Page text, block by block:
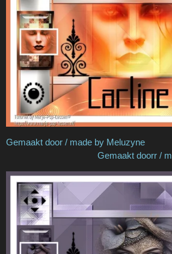
Gemaakt door / made
Gemaakt doorr / made